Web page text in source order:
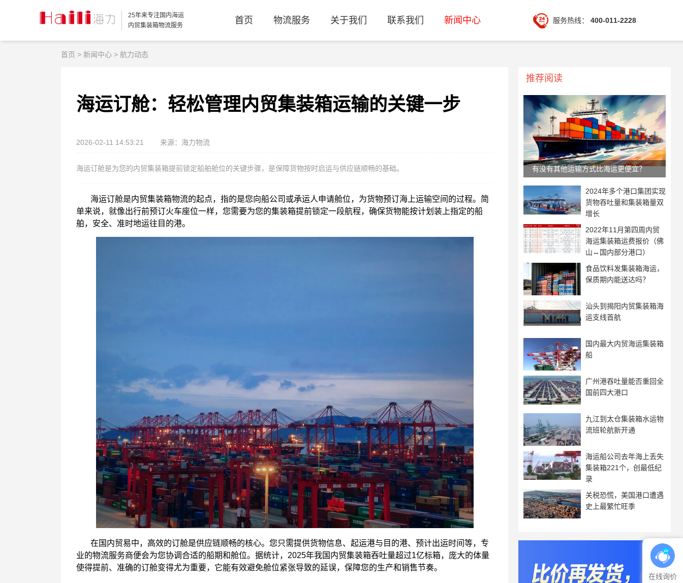
25年来专注国内海运
内贸集装箱物流服务
首页 物流服务 关于我们 联系我们 新闻中心 服务热线： 400-011-2228
首页 > 新闻中心 > 航力动态
海运订舱：轻松管理内贸集装箱运输的关键一步
2026-02-11 14:53:21 来源：海力物流
海运订舱是为您的内贸集装箱提前锁定船舶舱位的关键步骤，是保障货物按时启运与供应链顺畅的基础。
海运订舱是内贸集装箱物流的起点，指的是您向船公司或承运人申请舱位，为货物预订海上运输空间的过程。简
单来说，就像出行前预订火车座位一样，您需要为您的集装箱提前锁定一段航程，确保货物能按计划装上指定的船
舶，安全、准时地运往目的港。
在国内贸易中，高效的订舱是供应链顺畅的核心。您只需提供货物信息、起运港与目的港、预计出运时间等，专
业的物流服务商便会为您协调合适的船期和舱位。据统计，2025年我国内贸集装箱吞吐量超过1亿标箱，庞大的体量
使得提前、准确的订舱变得尤为重要，它能有效避免舱位紧张导致的延误，保障您的生产和销售节奏。
推荐阅读
有没有其他运输方式比海运更便宜？
2024年多个港口集团实现
货物吞吐量和集装箱量双
增长
2022年11月第四周内贸
海运集装箱运费报价（佛
山↔国内部分港口）
食品饮料发集装箱海运，
保质期内能送达吗？
汕头到揭阳内贸集装箱海
运支线首航
国内最大内贸海运集装箱
船
广州港吞吐量能否重回全
国前四大港口
九江到太仓集装箱水运物
流班轮航新开通
海运船公司去年海上丢失
集装箱221个，创最低纪
录
关税恐慌，美国港口遭遇
史上最繁忙旺季
在线询价